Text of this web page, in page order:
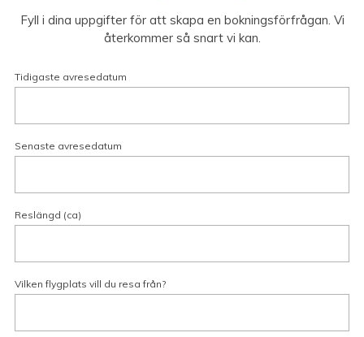
Fyll i dina uppgifter för att skapa en bokningsförfrågan. Vi
återkommer så snart vi kan.
Tidigaste avresedatum
Senaste avresedatum
Reslängd (ca)
Vilken flygplats vill du resa från?